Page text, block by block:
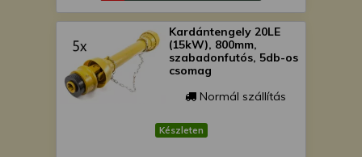
Kardántengely 20LE
(15kW), 800mm,
szabadonfutós, 5db-os
csomag
Normál szállítás
Készleten